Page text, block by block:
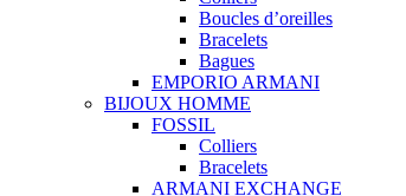
Boucles d’oreilles
Bracelets
Bagues
EMPORIO ARMANI
BIJOUX HOMME
FOSSIL
Colliers
Bracelets
ARMANI EXCHANGE